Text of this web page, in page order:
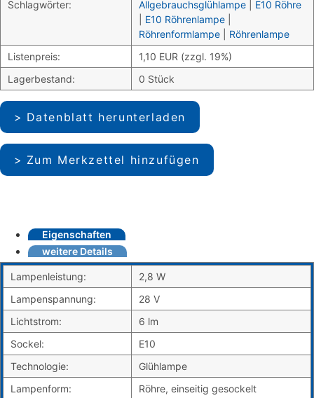
Schlagwörter: Allgebrauchsglühlampe
E10 Röhre
E10 Röhrenlampe
Röhrenformlampe
Röhrenlampe
Listenpreis:
1,10 EUR (zzgl. 19%)
Lagerbestand:
0 Stück
Datenblatt herunterladen
Zum Merkzettel hinzufügen
Eigenschaften
weitere Details
Lampenleistung:
2,8 W
Lampenspannung:
28 V
Lichtstrom:
6 lm
Sockel:
E10
Technologie:
Glühlampe
Lampenform:
Röhre, einseitig gesockelt